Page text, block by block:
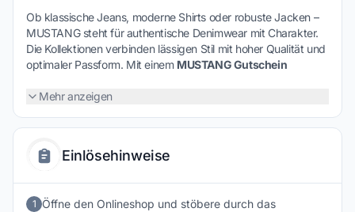
Ob klassische Jeans, moderne Shirts oder robuste Jacken –
MUSTANG steht für authentische Denimwear mit Charakter.
Die Kollektionen verbinden lässigen Stil mit hoher Qualität und
optimaler Passform. Mit einem MUSTANG Gutschein
Mode für Alltag und Freizeit.
Mehr anzeigen
Einlösehinweise
1 Öffne den Onlineshop und stöbere durch das